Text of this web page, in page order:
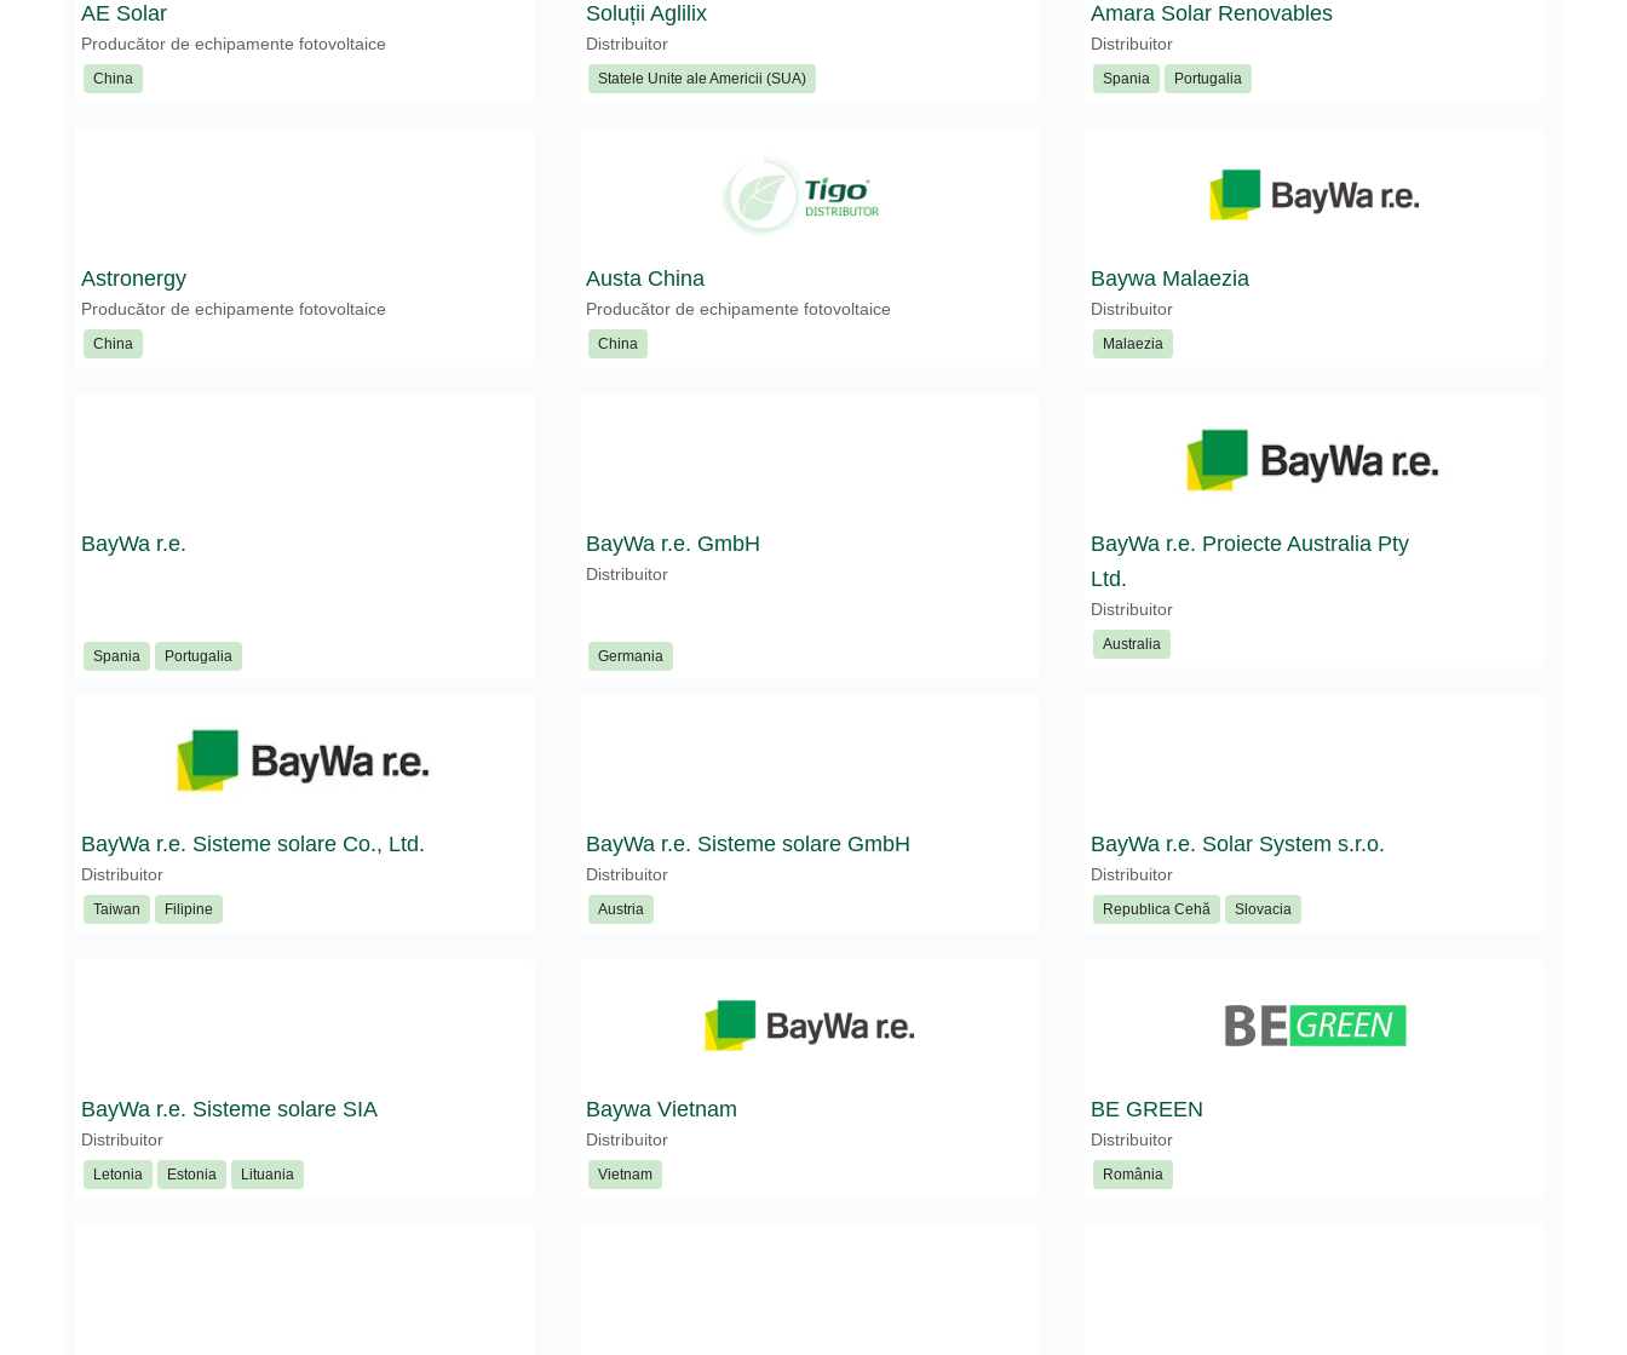
AE Solar
Producător de echipamente fotovoltaice
China
Soluții Aglilix
Distribuitor
Statele Unite ale Americii (SUA)
Amara Solar Renovables
Distribuitor
Spania Portugalia
Astronergy
Producător de echipamente fotovoltaice
China
Austa China
Producător de echipamente fotovoltaice
China
Baywa Malaezia
Distribuitor
Malaezia
BayWa r.e.
Spania Portugalia
BayWa r.e. GmbH
Distribuitor
Germania
BayWa r.e. Proiecte Australia Pty
Ltd.
Distribuitor
Australia
BayWa r.e. Sisteme solare Co., Ltd.
Distribuitor
Taiwan Filipine
BayWa r.e. Sisteme solare GmbH
Distribuitor
Austria
BayWa r.e. Solar System s.r.o.
Distribuitor
Republica Cehă Slovacia
BayWa r.e. Sisteme solare SIA
Distribuitor
Letonia Estonia Lituania
Baywa Vietnam
Distribuitor
Vietnam
BE GREEN
Distribuitor
România